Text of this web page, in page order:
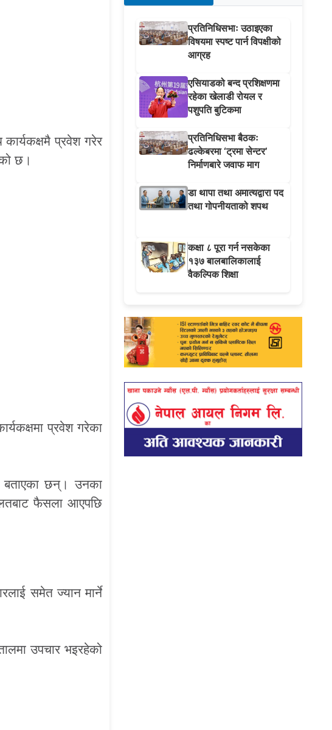
प्रवेश गरेर
छ।
प्रवेश गरेका
बताएका छन्। उनका
फैसला आएपछि
समेत ज्यान मार्ने
उपचार भइरहेको
प्रतिनिधिसभाः उठाइएका
विषयमा स्पष्ट पार्न विपक्षीको
आग्रह
एसियाडको बन्द प्रशिक्षणमा
रहेका खेलाडी रोयल र
पशुपति बुटिकमा
प्रतिनिधिसभा बैठकः
ढल्केबरमा ‘ट्रमा सेन्टर’
निर्माणबारे जवाफ माग
डा थापा तथा अमात्यद्वारा पद
तथा गोपनीयताको शपथ
कक्षा ८ पूरा गर्न नसकेका
१३७ बालबालिकालाई
वैकल्पिक शिक्षा